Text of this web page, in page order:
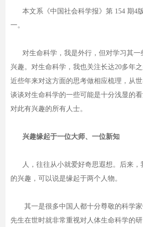
本文系《中国社会科学报》第 154 期4版
一。
对生命科学，我是外行，但对学习其一
兴趣。对生命科学，我也关注长达20多年
近些年来对这方面的思考做相应梳理，从
谈谈对生命科学的一些可能是十分浅显的
对此有兴趣的所有人士。
兴趣缘起于一位大师、一位新知
人，往往从小就爱好奇思遐想。后来，
的兴趣，可以说是缘起于两个人物。
其一是很多中国人都十分尊敬的科学家
先生在世时就非常重视对人体生命科学的